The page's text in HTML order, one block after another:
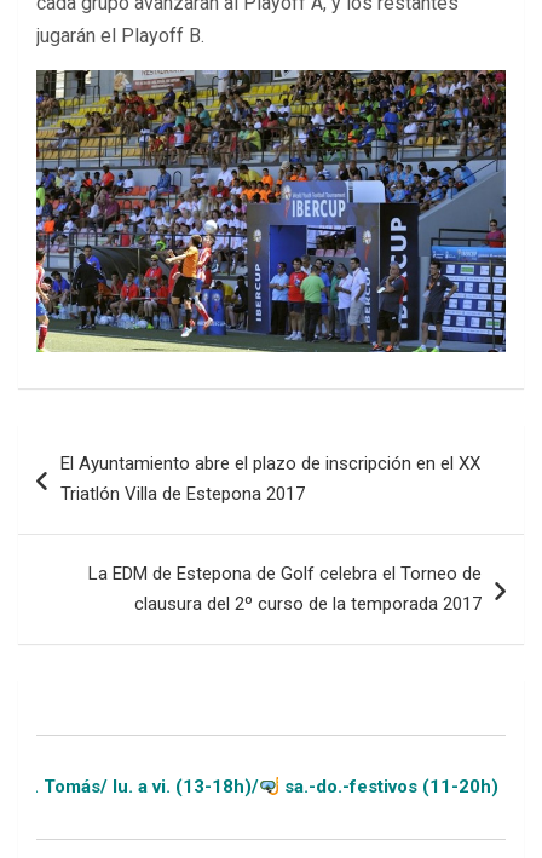
jugarán el Playoff B.
de
El Ayuntamiento abre el plazo de inscripción en el XX
Triatlón Villa de Estepona 2017
La EDM de Estepona de Golf celebra el Torneo de
clausura del 2º curso de la temporada 2017
lu. a vi. (13-18h)/ sa.-do.-festivos (11-20h)